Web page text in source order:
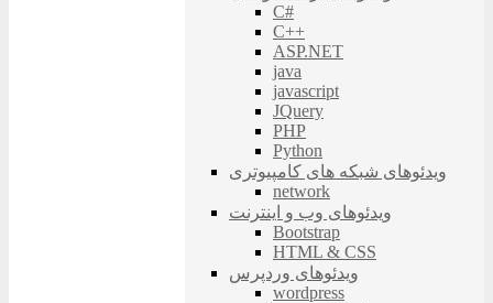
C#
C++
ASP.NET
java
javascript
JQuery
PHP
Python
ویدئوهای شبکه های کامپیوتری
network
ویدئوهای وب و اینترنت
Bootstrap
HTML & CSS
ویدئوهای وردپرس
wordpress